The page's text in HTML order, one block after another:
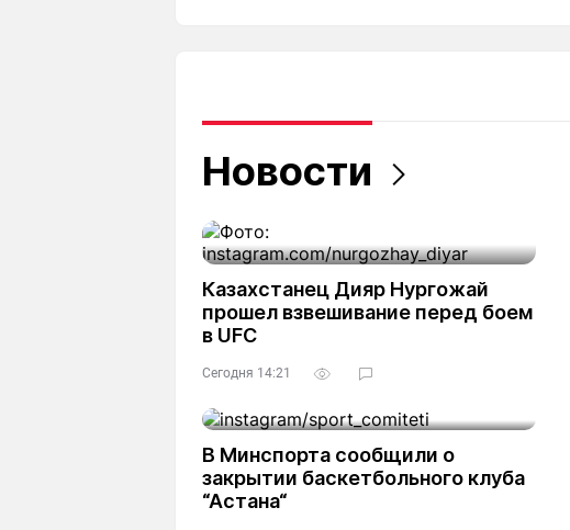
Новости
Казахстанец Дияр Нургожай
прошел взвешивание перед боем
в UFC
Сегодня 14:21
В Минспорта сообщили о
закрытии баскетбольного клуба
“Астана“